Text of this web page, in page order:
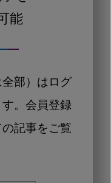
能
部）はログ
。会員登録
記事をご覧